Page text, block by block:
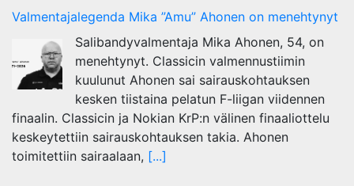
Valmentajalegenda Mika ”Amu” Ahonen on menehtynyt
Salibandyvalmentaja Mika Ahonen, 54, on
menehtynyt. Classicin valmennustiimin
kuulunut Ahonen sai sairauskohtauksen
kesken tiistaina pelatun F-liigan viidennen
finaalin. Classicin ja Nokian KrP:n välinen finaaliottelu
keskeytettiin sairauskohtauksen takia. Ahonen
toimitettiin sairaalaan, [...]